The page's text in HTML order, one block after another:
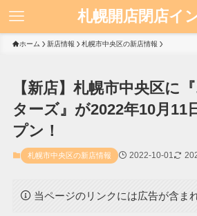
札幌開店閉店イ
ホーム 新店情報 札幌市中央区の新店情報
【新店】札幌市中央区に
ターズ』が2022年10月11
プン！
札幌市中央区の新店情報 2022-10-01
当ページのリンクには広告が含ま